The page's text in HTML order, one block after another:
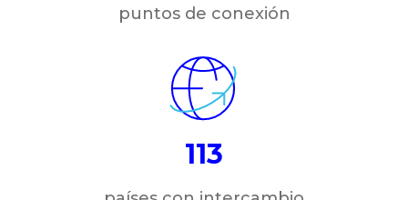
puntos de conexión
113